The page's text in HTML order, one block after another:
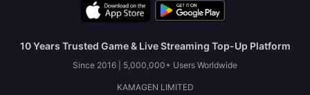
10 Years Trusted Game & Live Streaming Top-Up Platform
Since 2016 | 5,000,000+ Users Worldwide
KAMAGEN LIMITED